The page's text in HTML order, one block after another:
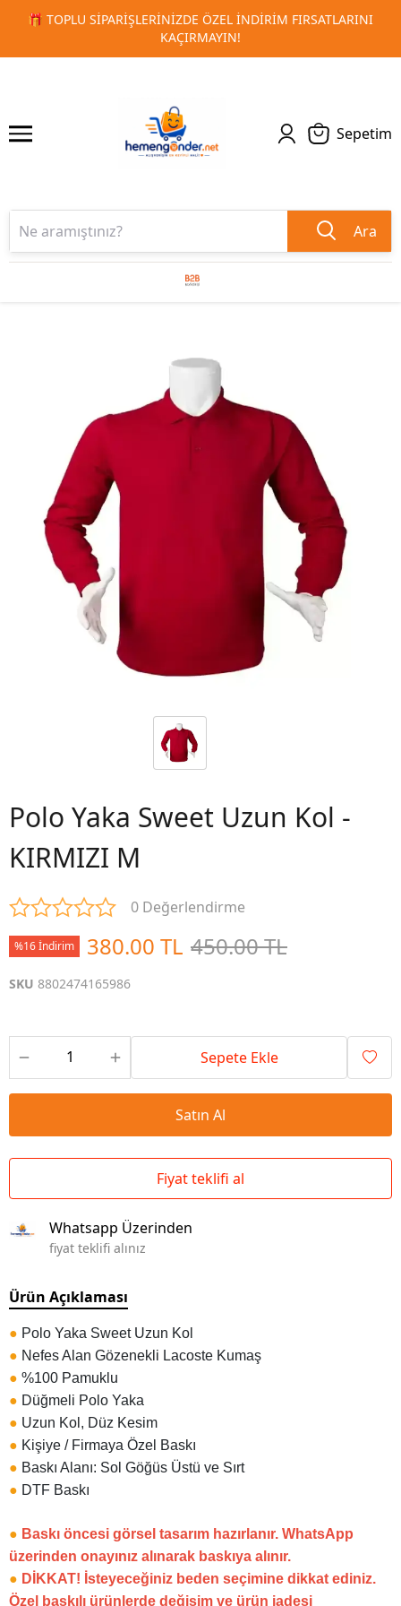
🚀 KURUMSAL PROMOSYON VE MATBAA
TESLIMAT!
1 2
Sepetim
Ara
Polo Yaka Sweet Uzun Kol -
KIRMIZI M
0 Değerlendirme
%16 İndirim 380.00 TL 450.00 TL
SKU 8802474165986
Sepete Ekle
Satın Al
Fiyat teklifi al
Whatsapp Üzerinden
fiyat teklifi alınız
Ürün Açıklaması
● Polo Yaka Sweet Uzun Kol
● Nefes Alan Gözenekli Lacoste Kumaş
● %100 Pamuklu
● Düğmeli Polo Yaka
● Uzun Kol, Düz Kesim
● Kişiye / Firmaya Özel Baskı
● Baskı Alanı: Sol Göğüs Üstü ve Sırt
● DTF Baskı
● Baskı öncesi görsel tasarım hazırlanır. WhatsApp
üzerinden onayınız alınarak baskıya alınır.
● DİKKAT! İsteyeceğiniz beden seçimine dikkat ediniz.
Özel baskılı ürünlerde değişim ve ürün iadesi